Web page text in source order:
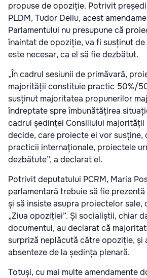
propuse de opoziție. Potrivit
PLDM, Tudor Deliu, acest
Parlamentului nu presupune că
înaintat de opoziție, va fi susținut de
este necesar, ca el să fie dezbătut.
„În cadrul sesiunii de primăvară,
majorității constituie practic 50%/
susținut majoritatea propunerilor
îndreptate spre îmbunătățirea
cadrul ședinței Consiliului
decide, care proiecte ei vor susține,
practicii internaționale, proiectele
dezbătute”, a declarat el.
Potrivit deputatului PCRM, Maria
parlamentară trebuie să fie
și să insiste asupra proiectelor sale,
„Ziua opoziției”. Și socialiștii, chiar
documentul, au declarat că
surpriză neplăcută către opoziție, și
absenteze de la ședința plenară.
Totuși, cu mai multe amendamente